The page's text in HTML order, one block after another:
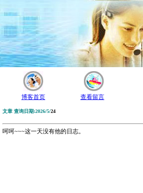
博客首页 查看留言
文章 查询日期:2026/5/24
呵呵~~~这一天没有他的日志。